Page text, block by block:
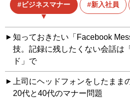
ビジネスマナー 新入社員
知っておきたい「Facebook
技。記録に残したくない会話は
ド」で
上司にヘッドフォンをしたまま
20代と40代のマナー問題